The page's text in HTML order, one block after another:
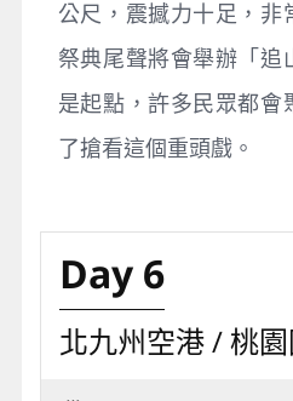
公尺，震撼力十足，非
祭典尾聲將會舉辦「追
是起點，許多民眾都會
了搶看這個重頭戲。
Day 6
北九州空港 / 桃